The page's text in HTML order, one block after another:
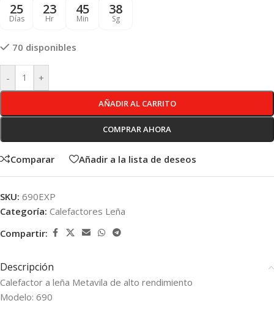
25
Días
23
Hr
45
Min
38
Sg
70 disponibles
- +
AÑADIR AL CARRITO
COMPRAR AHORA
Comparar Añadir a la lista de deseos
SKU: 690EXP
Categoría: Calefactores Leña
Compartir:
Descripción
Calefactor a leña Metavila de alto rendimiento
Modelo: 690